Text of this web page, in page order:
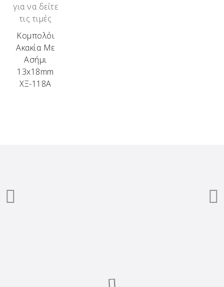
για να δείτε
τις τιμές
Κομπολόι
Ακακία Με
Ασήμι
13x18mm
ΧΞ-118Α